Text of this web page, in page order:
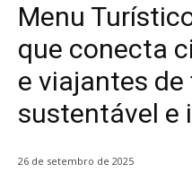
Menu
que conecta
e viajantes
sustentável e
26 de setembro de 2025